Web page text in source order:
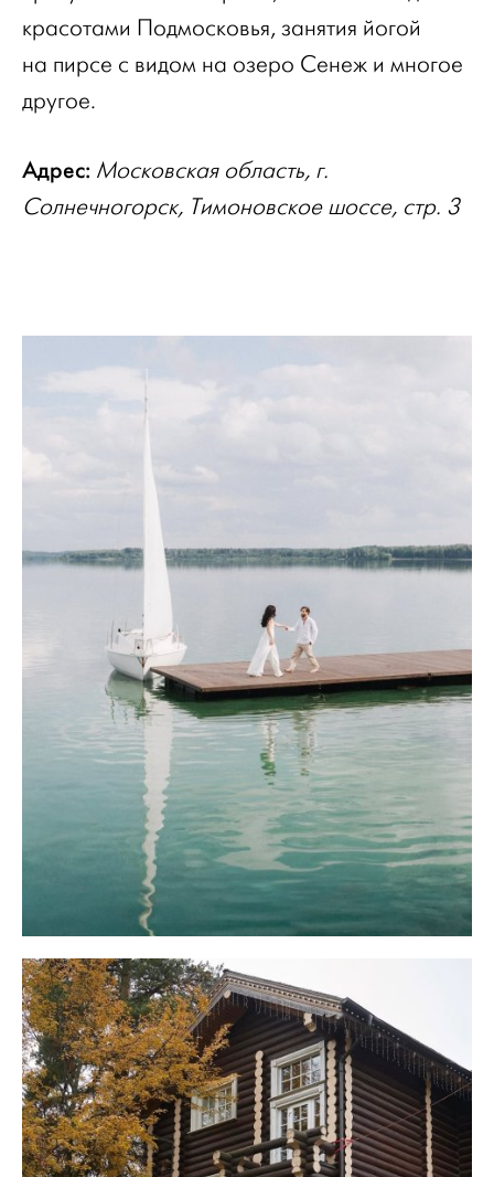
красотами Подмосковья, занятия йогой
на пирсе с видом на озеро Сенеж и многое
другое.
Адрес: Московская область, г.
Солнечногорск, Тимоновское шоссе, стр. 3